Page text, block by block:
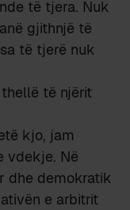
të tjera. Nuk
gjithnjë të
të tjerë nuk
të njërit
kjo, jam
vdekje. Në
dhe demokratik
e arbitrit